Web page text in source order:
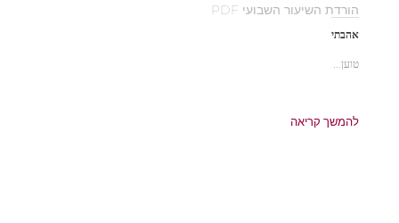
הורדת השיעור השבועי PDF
אהבתי
טוען...
להמשך קריאה